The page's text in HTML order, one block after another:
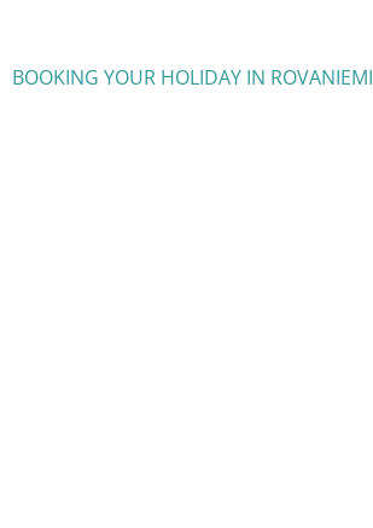
BOOKING YOUR HOLIDAY IN ROVANIEMI